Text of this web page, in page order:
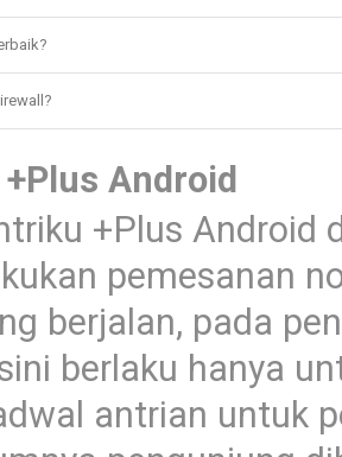
Android
+Plus Android
pemesanan
berjalan, pada
berlaku hanya
antrian untuk